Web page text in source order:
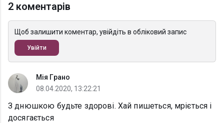
2 коментарів
Щоб залишити коментар, увійдіть в обліковий запис
Увійти
Мія Грано
08.04.2020, 13:22:21
З днюшкою будьте здорові. Хай пишеться, мріється і
досягається